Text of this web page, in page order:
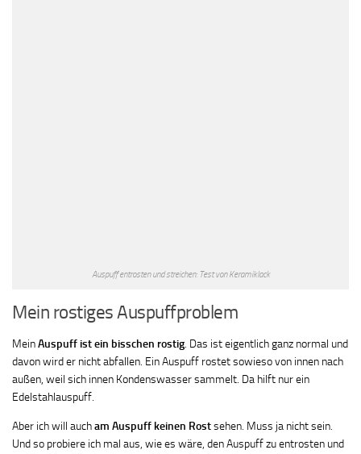
Auspuff entrosten und streichen: Test von Keramiklack
Mein rostiges Auspuffproblem
MeinAuspuff ist ein bisschen rostig. Das ist eigentlich ganz normal und
davon wird er nicht abfallen. Ein Auspuff rostet sowieso von innen nach
außen, weil sich innen Kondenswasser sammelt. Da hilft nur ein
Edelstahlauspuff.
Aber ich will aucham Auspuff keinen Rostsehen. Muss ja nicht sein.
Und so probiere ich mal aus, wie es wäre, den Auspuff zu entrosten und